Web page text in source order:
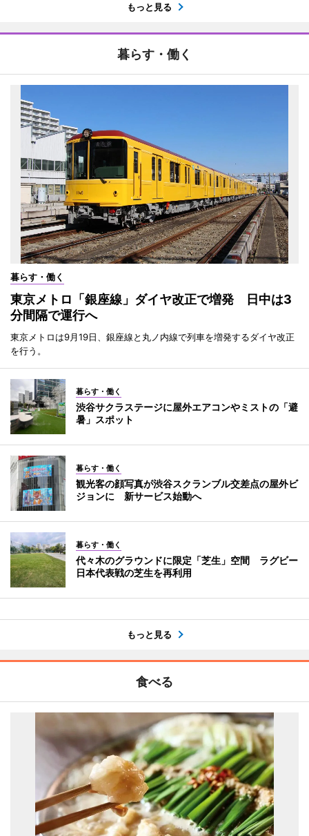
もっと見る
暮らす・働く
暮らす・働く
東京メトロ「銀座線」ダイヤ改正で増発 日中は3
分間隔で運行へ
東京メトロは9月19日、銀座線と丸ノ内線で列車を増発するダイヤ改正
を行う。
暮らす・働く
渋谷サクラステージに屋外エアコンやミストの「避
暑」スポット
暮らす・働く
観光客の顔写真が渋谷スクランブル交差点の屋外ビ
ジョンに 新サービス始動へ
暮らす・働く
代々木のグラウンドに限定「芝生」空間 ラグビー
日本代表戦の芝生を再利用
もっと見る
食べる